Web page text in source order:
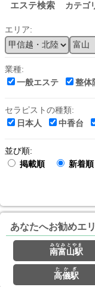
エステ検索 カテゴ
エリア:
業種:
一般エステ
整体
セラピストの種類:
日本人
中香台
並び順:
掲載順
新着順
あなたへお勧めエ
南富山駅
みなみとやま
高儀駅
たかぎ